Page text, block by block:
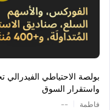
بولصة الاحتياطي
واستقرار السوق
فاطمة --